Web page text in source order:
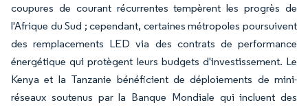
coupures de courant récurrentes tempèrent les progrès de
l'Afrique du Sud ; cependant, certaines métropoles poursuivent
des remplacements LED via des contrats de performance
énergétique qui protègent leurs budgets d'investissement. Le
Kenya et la Tanzanie bénéficient de déploiements de mini-
réseaux soutenus par la Banque Mondiale qui incluent des